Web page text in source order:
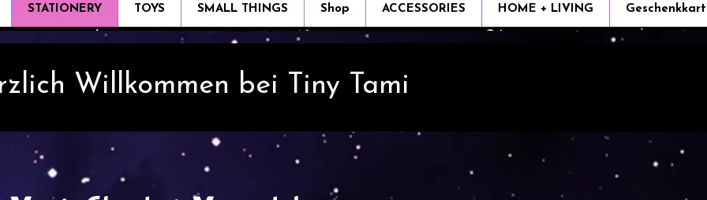
STATIONERY TOYS SMALL THINGS Shop ACCESSORIES HOME + LIVING
Willkommen bei Tiny Tami